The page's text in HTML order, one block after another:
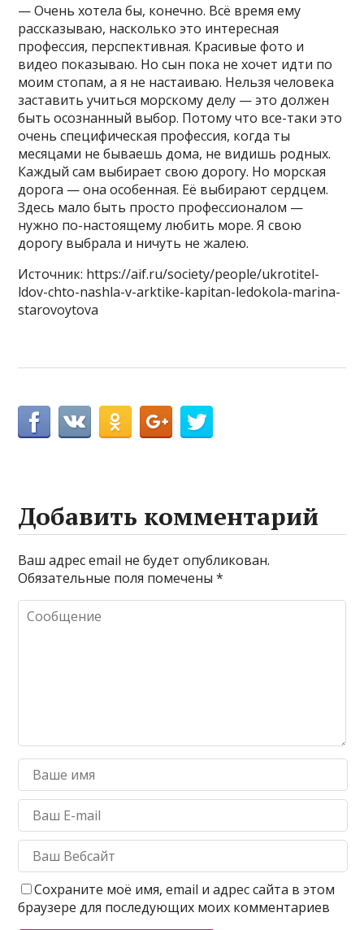
— Очень хотела бы, конечно. Всё время ему
рассказываю, насколько это интересная
профессия, перспективная. Красивые фото и
видео показываю. Но сын пока не хочет идти по
моим стопам, а я не настаиваю. Нельзя человека
заставить учиться морскому делу — это должен
быть осознанный выбор. Потому что все-таки это
очень специфическая профессия, когда ты
месяцами не бываешь дома, не видишь родных.
Каждый сам выбирает свою дорогу. Но морская
дорога — она особенная. Её выбирают сердцем.
Здесь мало быть просто профессионалом —
нужно по-настоящему любить море. Я свою
дорогу выбрала и ничуть не жалею.
Источник: https://aif.ru/society/people/ukrotitel-
ldov-chto-nashla-v-arktike-kapitan-ledokola-marina-
starovoytova
Добавить комментарий
Ваш адрес email не будет опубликован.
Обязательные поля помечены*
Сохраните моё имя, email и адрес сайта в этом
браузере для последующих моих комментариев